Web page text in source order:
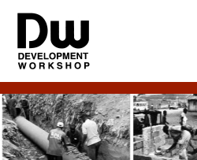
Skip
main
content
Skip
primary
sidebar
DW
Angola
Development
Workshop
Angola